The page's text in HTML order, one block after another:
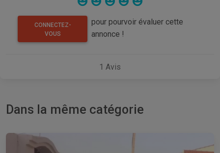
CONNECTEZ-
VOUS
pour pourvoir évaluer cette
annonce !
1 Avis
Dans la même catégorie